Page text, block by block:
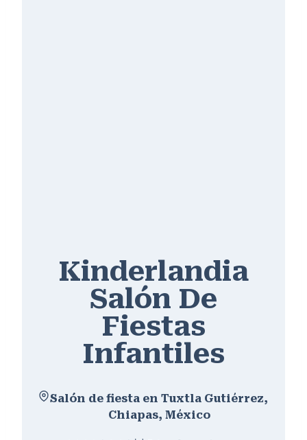
Kinderlandia
Salón De
Fiestas
Infantiles
Salón de fiesta en Tuxtla Gutiérrez,
Chiapas, México